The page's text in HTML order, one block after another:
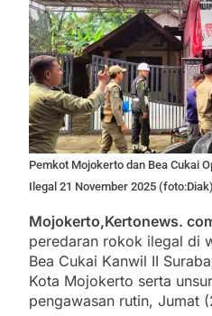
Pemkot Mojokerto dan Bea Cukai
Ilegal 21 November 2025 (foto:Diak)
Mojokerto,Kertonews.
peredaran rokok ilegal di
Bea Cukai Kanwil II
Kota Mojokerto serta
pengawasan rutin, Jumat